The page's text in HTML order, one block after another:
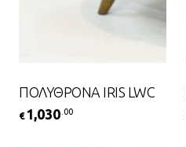
ΠΟΛΥΘΡΟΝΑ IRIS LWC
€ 1,030 .00